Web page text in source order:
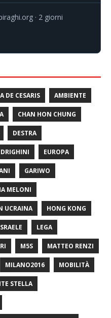
2 giorni
DE CESARIS AMBIENTE
CHAN HON CHUNG
DESTRA
EUROPA
GARIWO
MELONI
UCRAINA HONG KONG
LEGA
M5S MATTEO RENZI
MILANO2016 MOBILITÀ
STELLA